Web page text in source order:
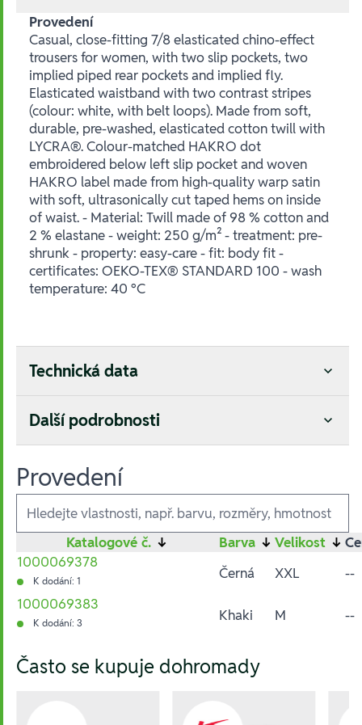
Provedení
Casual, close-fitting 7/8 elasticated chino-effect
trousers for women, with two slip pockets, two
implied piped rear pockets and implied fly.
Elasticated waistband with two contrast stripes
(colour: white, with belt loops). Made from soft,
durable, pre-washed, elasticated cotton twill with
LYCRA®. Colour-matched HAKRO dot
embroidered below left slip pocket and woven
HAKRO label made from high-quality warp satin
with soft, ultrasonically cut taped hems on inside
of waist. - Material: Twill made of 98 % cotton and
2 % elastane - weight: 250 g/m² - treatment: pre-
shrunk - property: easy-care - fit: body fit -
certificates: OEKO-TEX® STANDARD 100 - wash
temperature: 40 °C
Technická data
Další podrobnosti
Provedení
Ausführungen
Katalogové č. ↓ Barva ↓ Velikost ↓
1000069378
K dodání: 1 Černá XXL
--
1000069383
K dodání: 3 Khaki M
--
Často se kupuje dohromady